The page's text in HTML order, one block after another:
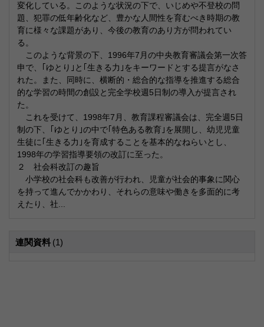
変化している。このような状況の下で、いじめや不登校の問
題、犯罪の低年齢化など、豊かな人間性を育むべき時期の教
育に様々な課題があり、今後の教育のあり方が問われてい
る。
このような背景の下、1996年7月の中央教育審議会第一次答
申で、｢ゆとり｣と｢生きる力｣をキーワードとする提言がなさ
れた。また、同時に、横断的・総合的な指導を推進する総合
的な学習の時間の創設と完全学校週5日制の導入が提言され
た。
これを受けて、1998年7月、教育課程審議会は、完全週5日
制の下、｢ゆとり｣の中で｢特色ある教育｣を展開し、幼児児童
生徒に｢生きる力｣を育成することを基本的なねらいとし、
1998年の学習指導要領の改訂に至った。
２ 社会科改訂の趣旨
小学校の社会科も改善が行われ、児童が社会的事象に関心
を持って進んでかかわり、それらの意味や働きを多面的に考
えたり、社...
連関資料 (1)